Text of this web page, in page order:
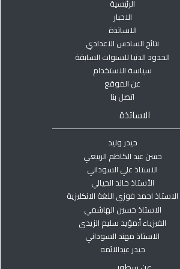
الرئيسية
الاخبار
الاساتذة
نتائج السادس الاعدادي
الحدود الدنيا للسنوات السابقة
سياسة الاستخدام
عن الموقع
اتصل بنا
الاساتذة
حيدر وليد
حسن عبد الكاظم الربيعي
الاستاذ علي السوداني
الأستاذ خالد الحيالي
الاستاذ احمد فوزي اللغة الانكليزية
الاستاذ حسين الهاشمي
الفيزياء أ:مؤيد سليم الزيدي
الاستاذ مهند السوداني
حيدر عبدالائمه